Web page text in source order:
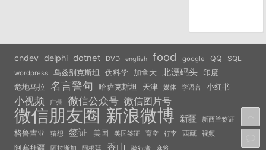
cndev delphi dotnet DVD english food google QQ SQL
wordpress 乌兹别克斯坦 伪科学 加拿大 北漂码头 印度
危地马拉 名言警句 哈萨克斯坦 天津 媒体 学语言 小红书
小视频 广州 微信公众号 微信图片号
微信朋友圈 新浪微博 新疆 新西兰签证
格鲁吉亚 猜想 签证 美国 美国签证 育空 行李 西藏 视频
阿塞拜疆 阿拉斯加 阿根廷 香山